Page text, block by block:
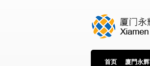
首页 廈門永辉